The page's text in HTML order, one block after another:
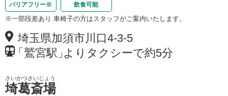
バリアフリー※ 飲食可能
※一部段差あり 車椅子の方はスタッフがご案内いたします。
埼玉県加須市川口4-3-5
「 鷲宮駅 」よりタクシーで約5分
埼葛斎場
さいかつさいじょう